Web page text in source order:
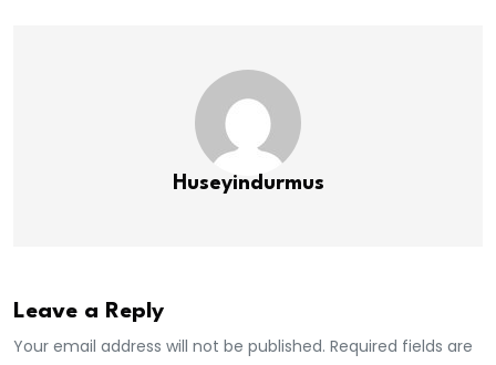
Huseyindurmus
Leave a Reply
Your email address will not be published. Required fields are